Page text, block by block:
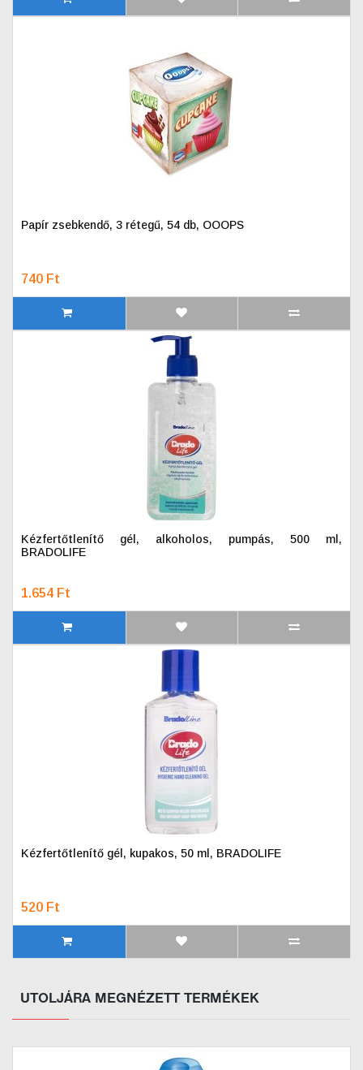
Papír zsebkendő, 3 rétegű, 54 db, OOOPS
740 Ft
Kézfertőtlenítő gél, alkoholos, pumpás, 500 ml,
BRADOLIFE
1.654 Ft
Kézfertőtlenítő gél, kupakos, 50 ml, BRADOLIFE
520 Ft
UTOLJÁRA MEGNÉZETT TERMÉKEK